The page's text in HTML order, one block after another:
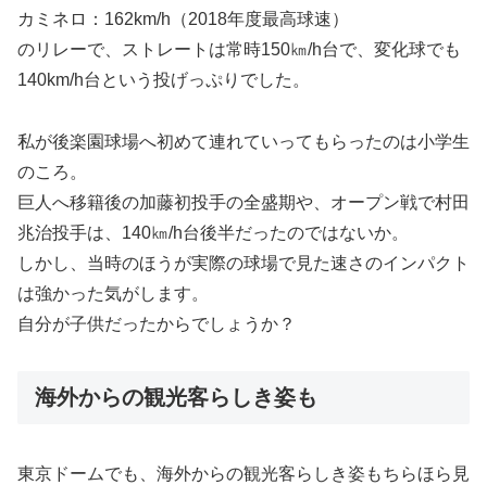
カミネロ：162km/h（2018年度最高球速）
のリレーで、ストレートは常時150㎞/h台で、変化球でも
140km/h台という投げっぷりでした。
私が後楽園球場へ初めて連れていってもらったのは小学生
のころ。
巨人へ移籍後の加藤初投手の全盛期や、オープン戦で村田
兆治投手は、140㎞/h台後半だったのではないか。
しかし、当時のほうが実際の球場で見た速さのインパクト
は強かった気がします。
自分が子供だったからでしょうか？
海外からの観光客らしき姿も
東京ドームでも、海外からの観光客らしき姿もちらほら見